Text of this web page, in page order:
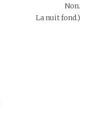
Non.
La nuit fond.)